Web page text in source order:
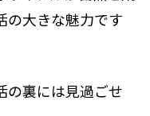
の大きな魅力です
の裏には見過ごせ